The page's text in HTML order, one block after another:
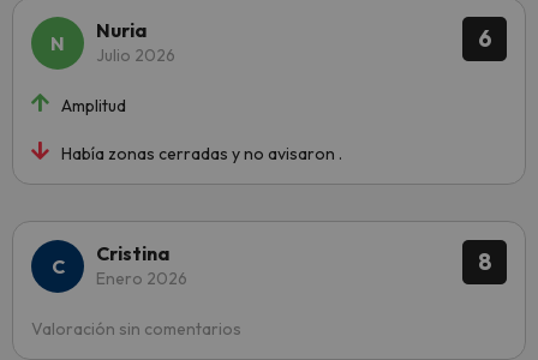
6
Nuria
Julio 2026
Amplitud
Había zonas cerradas y no avisaron .
8
Cristina
Enero 2026
Valoración sin comentarios